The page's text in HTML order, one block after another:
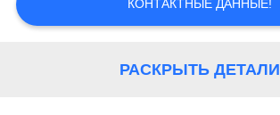
POLICY
КОНТАКТНЫЕ ДАННЫЕ!
РАСКРЫТЬ ДЕТАЛИ